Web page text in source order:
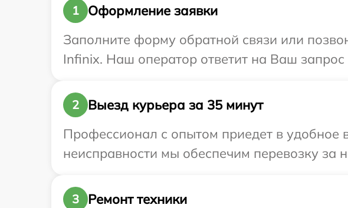
1
Оформление заявки
Заполните форму обратной связи или
Infinix. Наш оператор ответит на Ваш
2
Выезд курьера за 35 минут
Профессионал с опытом приедет в удобное
неисправности мы обеспечим перевозку за
3
Ремонт техники